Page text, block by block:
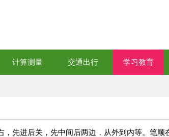
计算测量 交通出行 学习教育
先进后关，先中间后两边，从外到内等。笔